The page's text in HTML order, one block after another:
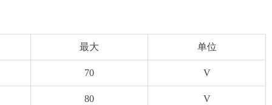
最大 单位
70 V
80 V